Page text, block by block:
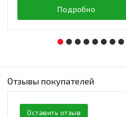
Подробно
Отзывы покупателей
Оставить отзыв